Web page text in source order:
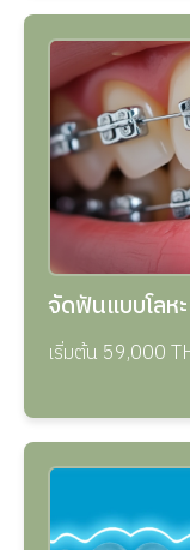
จัดฟันแบบโลหะ
เริ่มต้น 59,000